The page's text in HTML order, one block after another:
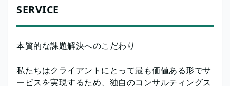
SERVICE
本質的な課題解決へのこだわり
私たちはクライアントにとって最も価値ある形でサ
ービスを実現するため、独自のコンサルティングス